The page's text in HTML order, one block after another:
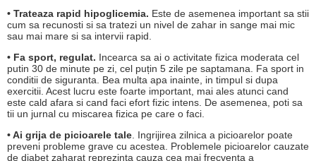
• Trateaza rapid hipoglicemia. Este de asemenea important sa stii
cum sa recunosti si sa tratezi un nivel de zahar in sange mai mic
sau mai mare si sa intervii rapid.
• Fa sport, regulat. Incearca sa ai o activitate fizica moderata cel
putin 30 de minute pe zi, cel puțin 5 zile pe saptamana. Fa sport in
conditii de siguranta. Bea multa apa inainte, in timpul si dupa
exercitii. Acest lucru este foarte important, mai ales atunci cand
este cald afara si cand faci efort fizic intens. De asemenea, poti sa
tii un jurnal cu miscarea fizica pe care o faci.
• Ai grija de picioarele tale . Ingrijirea zilnica a picioarelor poate
preveni probleme grave cu acestea. Problemele picioarelor cauzate
de diabet zaharat reprezinta cauza cea mai frecventa a